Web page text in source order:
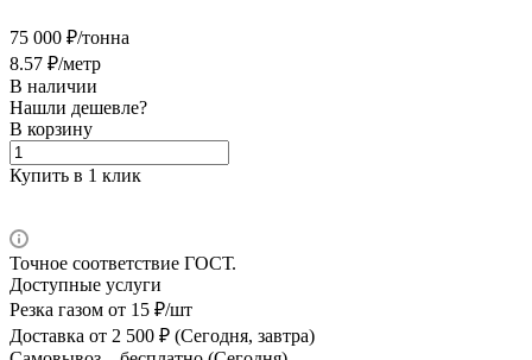
75 000 ₽/тонна
8.57 ₽/метр
В наличии
Нашли дешевле?
В корзину
Купить в 1 клик
Точное соответствие ГОСТ.
Доступные услуги
Резка газом от 15 ₽/шт
Доставка от 2 500 ₽ (Сегодня, завтра)